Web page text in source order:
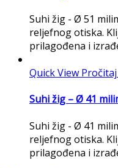
Suhi žig - Ø 51
reljefnog otiska.
prilagođena i
Quick View
Suhi žig – Ø 41
Suhi žig - Ø 41
reljefnog otiska.
prilagođena i